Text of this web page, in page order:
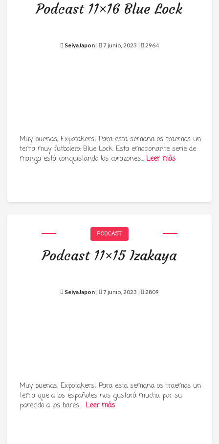
Podcast 11×16 Blue Lock
SeiyaJapon | 7 junio, 2023 | 2964
Muy buenas, Expotakers! Para esta semana os traemos un
tema muy futbolero: Blue Lock. Esta emocionante serie de
manga está conquistando los corazones… Leer más
PODCAST
Podcast 11×15 Izakaya
SeiyaJapon | 7 junio, 2023 | 2809
Muy buenas, Expotakers! Para esta semana os traemos un
tema que a los españoles nos gustará mucho, por su
parecido a los bares:… Leer más